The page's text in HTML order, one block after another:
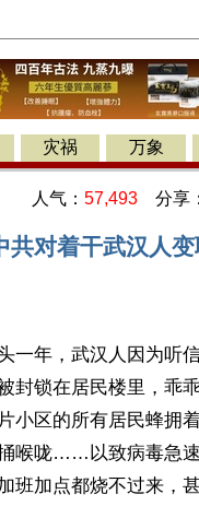
灾祸 万象
人气： 57,493 分享
对着干武汉人变
一年，武汉人因为听
封锁在居民楼里，乖
小区的所有居民蜂拥
喉咙……以致病毒急
班加点都烧不过来，